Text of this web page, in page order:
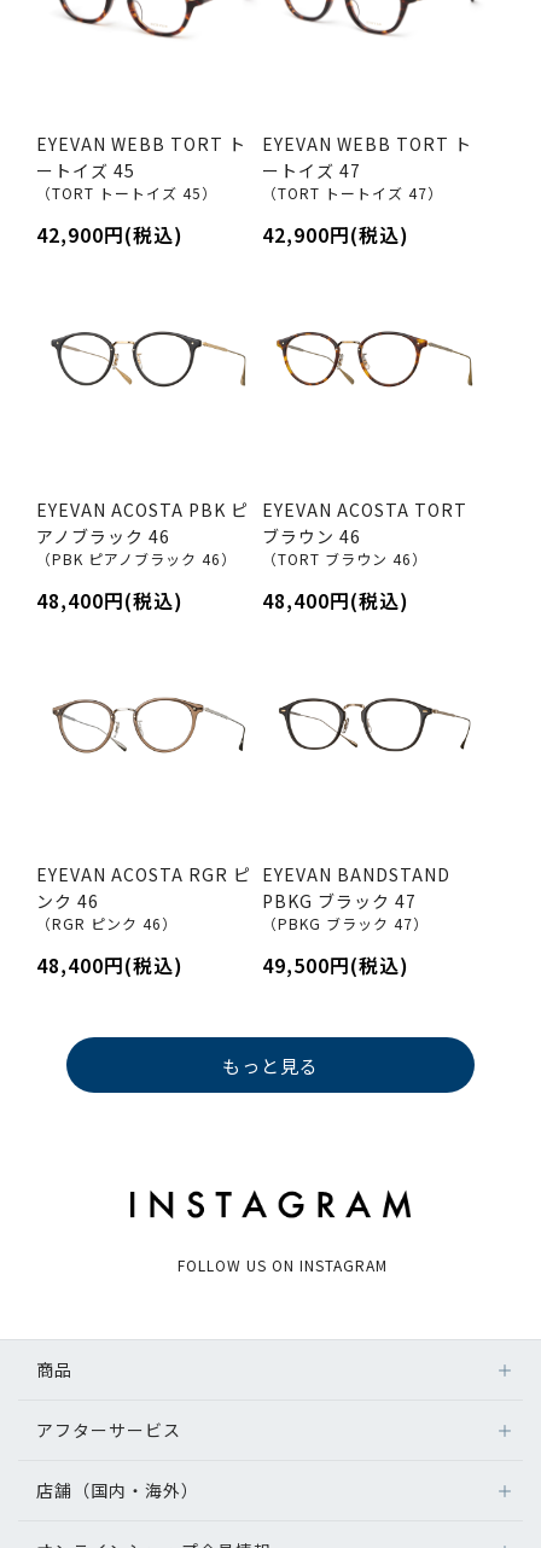
EYEVAN WEBB TORT ト
ートイズ 45
（TORT トートイズ 45）
42,900円(税込)
EYEVAN WEBB TORT ト
ートイズ 47
（TORT トートイズ 47）
42,900円(税込)
EYEVAN ACOSTA PBK ピ
アノブラック 46
（PBK ピアノブラック 46）
48,400円(税込)
EYEVAN ACOSTA TORT
ブラウン 46
（TORT ブラウン 46）
48,400円(税込)
EYEVAN ACOSTA RGR ピ
ンク 46
（RGR ピンク 46）
48,400円(税込)
EYEVAN BANDSTAND
PBKG ブラック 47
（PBKG ブラック 47）
49,500円(税込)
もっと見る
FOLLOW US ON INSTAGRAM
商品
アフターサービス
店舗（国内・海外）